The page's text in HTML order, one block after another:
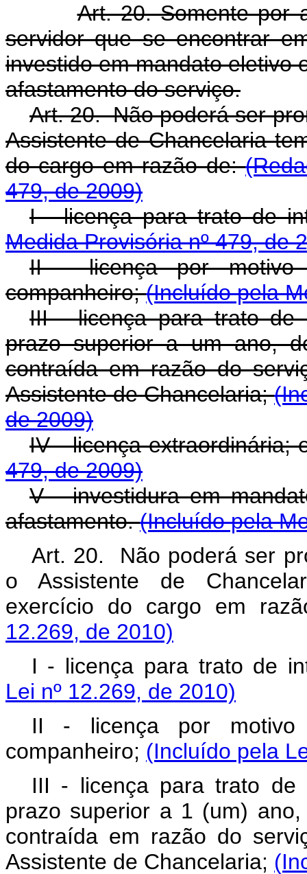
Art. 20. Somente por
servidor que se encontrar
investido em mandato eletivo
afastamento do serviço.
Art. 20. Não poderá ser
Assistente de Chancelaria
do cargo em razão de:
479, de 2009)
I - licença para trato de
Medida Provisória nº 479, de
II - licença por motivo
companheiro;(Incluído pela
III - licença para trato de
prazo superior a um ano,
contraída em razão do
Assistente de Chancelaria;
de 2009)
IV - licença extraordinária;
479, de 2009)
V - investidura em
afastamento.(Incluído pela
Art. 20. Não poderá ser
o Assistente de
exercício do cargo em
12.269, de 2010)
I - licença para trato de
Lei nº 12.269, de 2010)
II - licença por motivo
companheiro; (Incluído pela
III - licença para trato de
prazo superior a 1 (um)
contraída em razão do
Assistente de Chancelaria;